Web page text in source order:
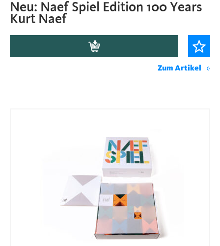
Neu: Naef Spiel Edition 100 Years
Kurt Naef
Zum Artikel